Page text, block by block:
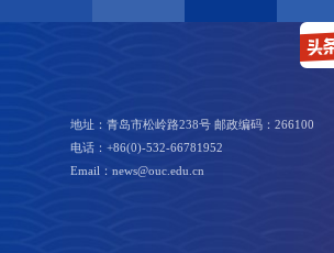
地址：青岛市松岭路238号 邮政编码：266100
电话：+86(0)-532-66781952
Email：news@ouc.edu.cn